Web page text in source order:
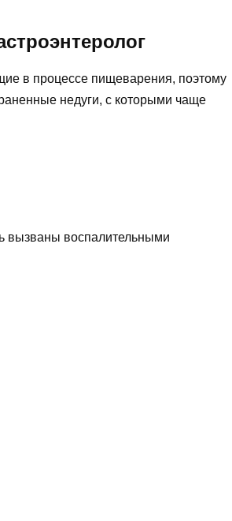
в процессе пищеварения, поэтому
недуги, с которыми чаще
вызваны воспалительными